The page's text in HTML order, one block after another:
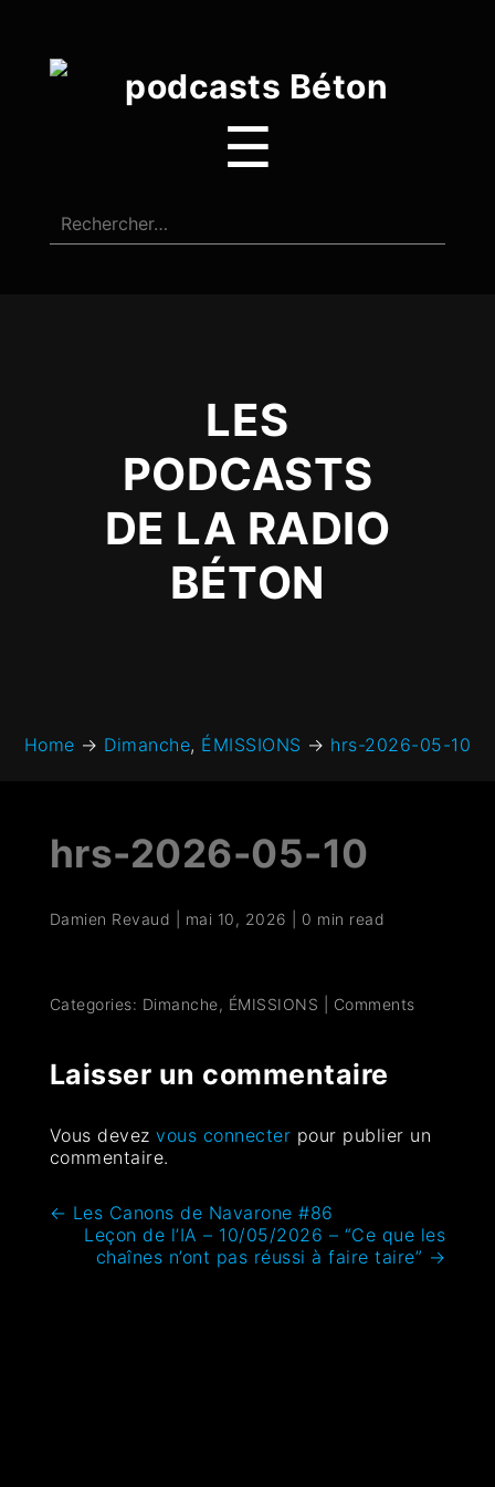
☰
LES
PODCASTS
DE LA RADIO
BÉTON
Home → Dimanche, ÉMISSIONS → hrs-2026-05-10
hrs-2026-05-10
Damien Revaud mai 10, 2026 0 min read
Categories: Dimanche, ÉMISSIONS Comments
Laisser un commentaire
Vous devezvous connecter pour publier un
commentaire.
← Les Canons de Navarone #86
Leçon de l’IA – 10/05/2026 – “Ce que les
chaînes n’ont pas réussi à faire taire” →